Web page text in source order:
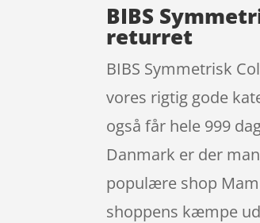
BIBS
returret
BIBS Symmetrisk
vores rigtig gode
også får hele 999
Danmark er der
populære shop
shoppens kæmpe